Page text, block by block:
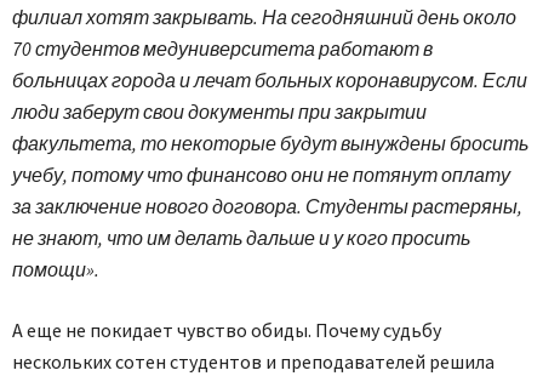
филиал хотят закрывать. На сегодняшний день около
70 студентов медуниверситета работают в
больницах города и лечат больных коронавирусом. Если
люди заберут свои документы при закрытии
факультета, то некоторые будут вынуждены бросить
учебу, потому что финансово они не потянут оплату
за заключение нового договора. Студенты растеряны,
не знают, что им делать дальше и у кого просить
помощи».
А еще не покидает чувство обиды. Почему судьбу
нескольких сотен студентов и преподавателей решила